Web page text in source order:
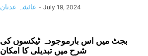
عائشہ عدنان - July 19, 2024
بجٹ میں اس بارموجودہ ٹیکسوں کی
شرح میں تبدیلی کا امکان